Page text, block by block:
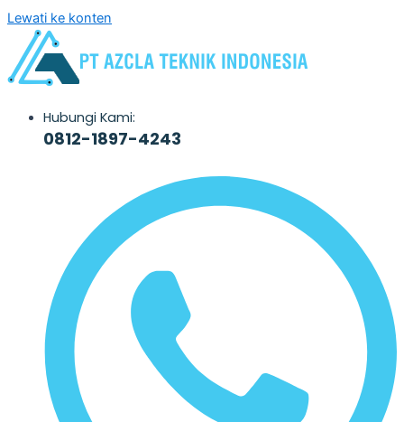
Lewati ke konten
Hubungi Kami:
0812-1897-4243